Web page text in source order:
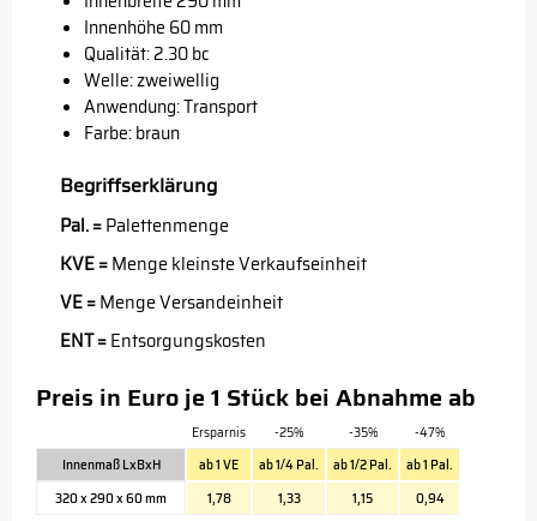
Innenhöhe 60 mm
Qualität: 2.30 bc
Welle: zweiwellig
Anwendung: Transport
Farbe: braun
Begriffserklärung
Pal. =Palettenmenge
KVE =Menge kleinste Verkaufseinheit
VE =Menge Versandeinheit
ENT =Entsorgungskosten
Preis in Euro je 1 Stück bei Abnahme ab
Ersparnis -25% -35%
-47%
Innenmaß LxBxH
ab 1 VE ab 1/4 Pal. ab 1/2 Pal.
ab 1 Pal.
320 x 290 x 60 mm
1,78 1,33 1,15 0,94